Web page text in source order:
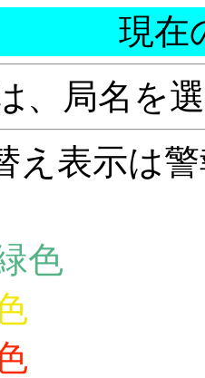
現在
、局名を
え表示は
色